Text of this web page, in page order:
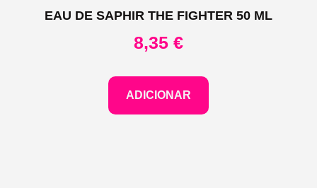
EAU DE SAPHIR THE FIGHTER 50 ML
8,35 €
ADICIONAR